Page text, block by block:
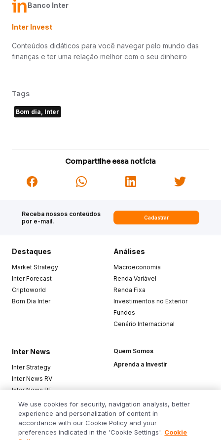
Banco Inter
Inter Invest
Conteúdos didáticos para você navegar pelo mundo das
finanças e ter uma relação melhor com o seu dinheiro
Tags
Bom dia, Inter
Compartilhe essa notícia
Receba nossos conteúdos
por e-mail.
Cadastrar
Destaques
Market Strategy
Inter Forecast
Criptoworld
Bom Dia Inter
Análises
Macroeconomia
Renda Variável
Renda Fixa
Investimentos no Exterior
Fundos
Cenário Internacional
Inter News
Inter Strategy
Inter News RV
Inter News RF
Top Funds
Quem Somos
Aprenda a Investir
Baixe o app
We use cookies for security, navigation analysis, better
experience and personalization of content in
accordance with our Cookie Policy and your
preferences indicated in the 'Cookie Settings'. Cookie